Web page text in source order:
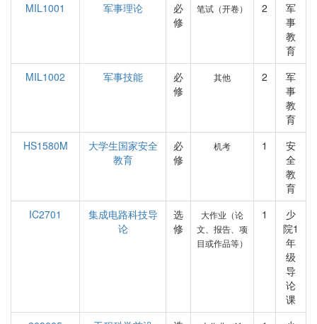
MIL1001 军事理论
必
修
笔试（开卷） 2
军
事
教
育
MIL1002
军事技能
必
修
其他 2
军
事
教
育
HS1580M
大学生国家安全
教育
必
修
机考 1
安
全
教
育
IC2701
集成电路科技导
论
选
修
大作业（论
文、报告、项
目或作品等）
1
少
院1
年
级
导
论
课